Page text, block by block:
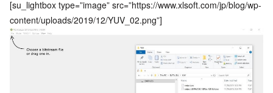
[su_lightbox type=”image” src=”https://www.xlsoft.com/jp/blog/wp-
content/uploads/2019/12/YUV_02.png”]